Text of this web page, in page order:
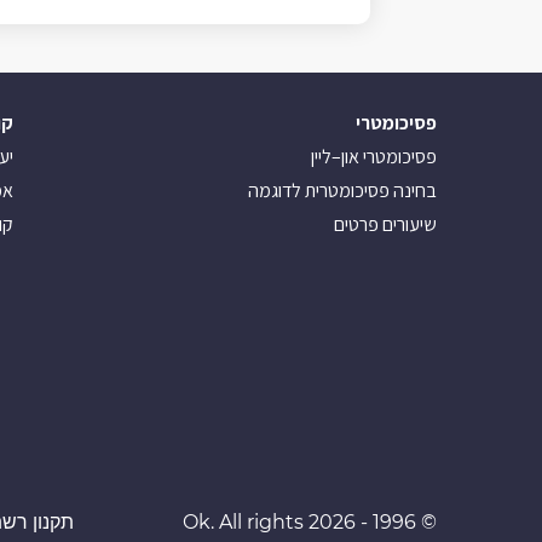
פסיכומטרי
פסיכומטרי און–ליין
בחינה פסיכומטרית לדוגמה
שיעורים פרטים
© 1996 - 2026 Ok. All rights
תקנון